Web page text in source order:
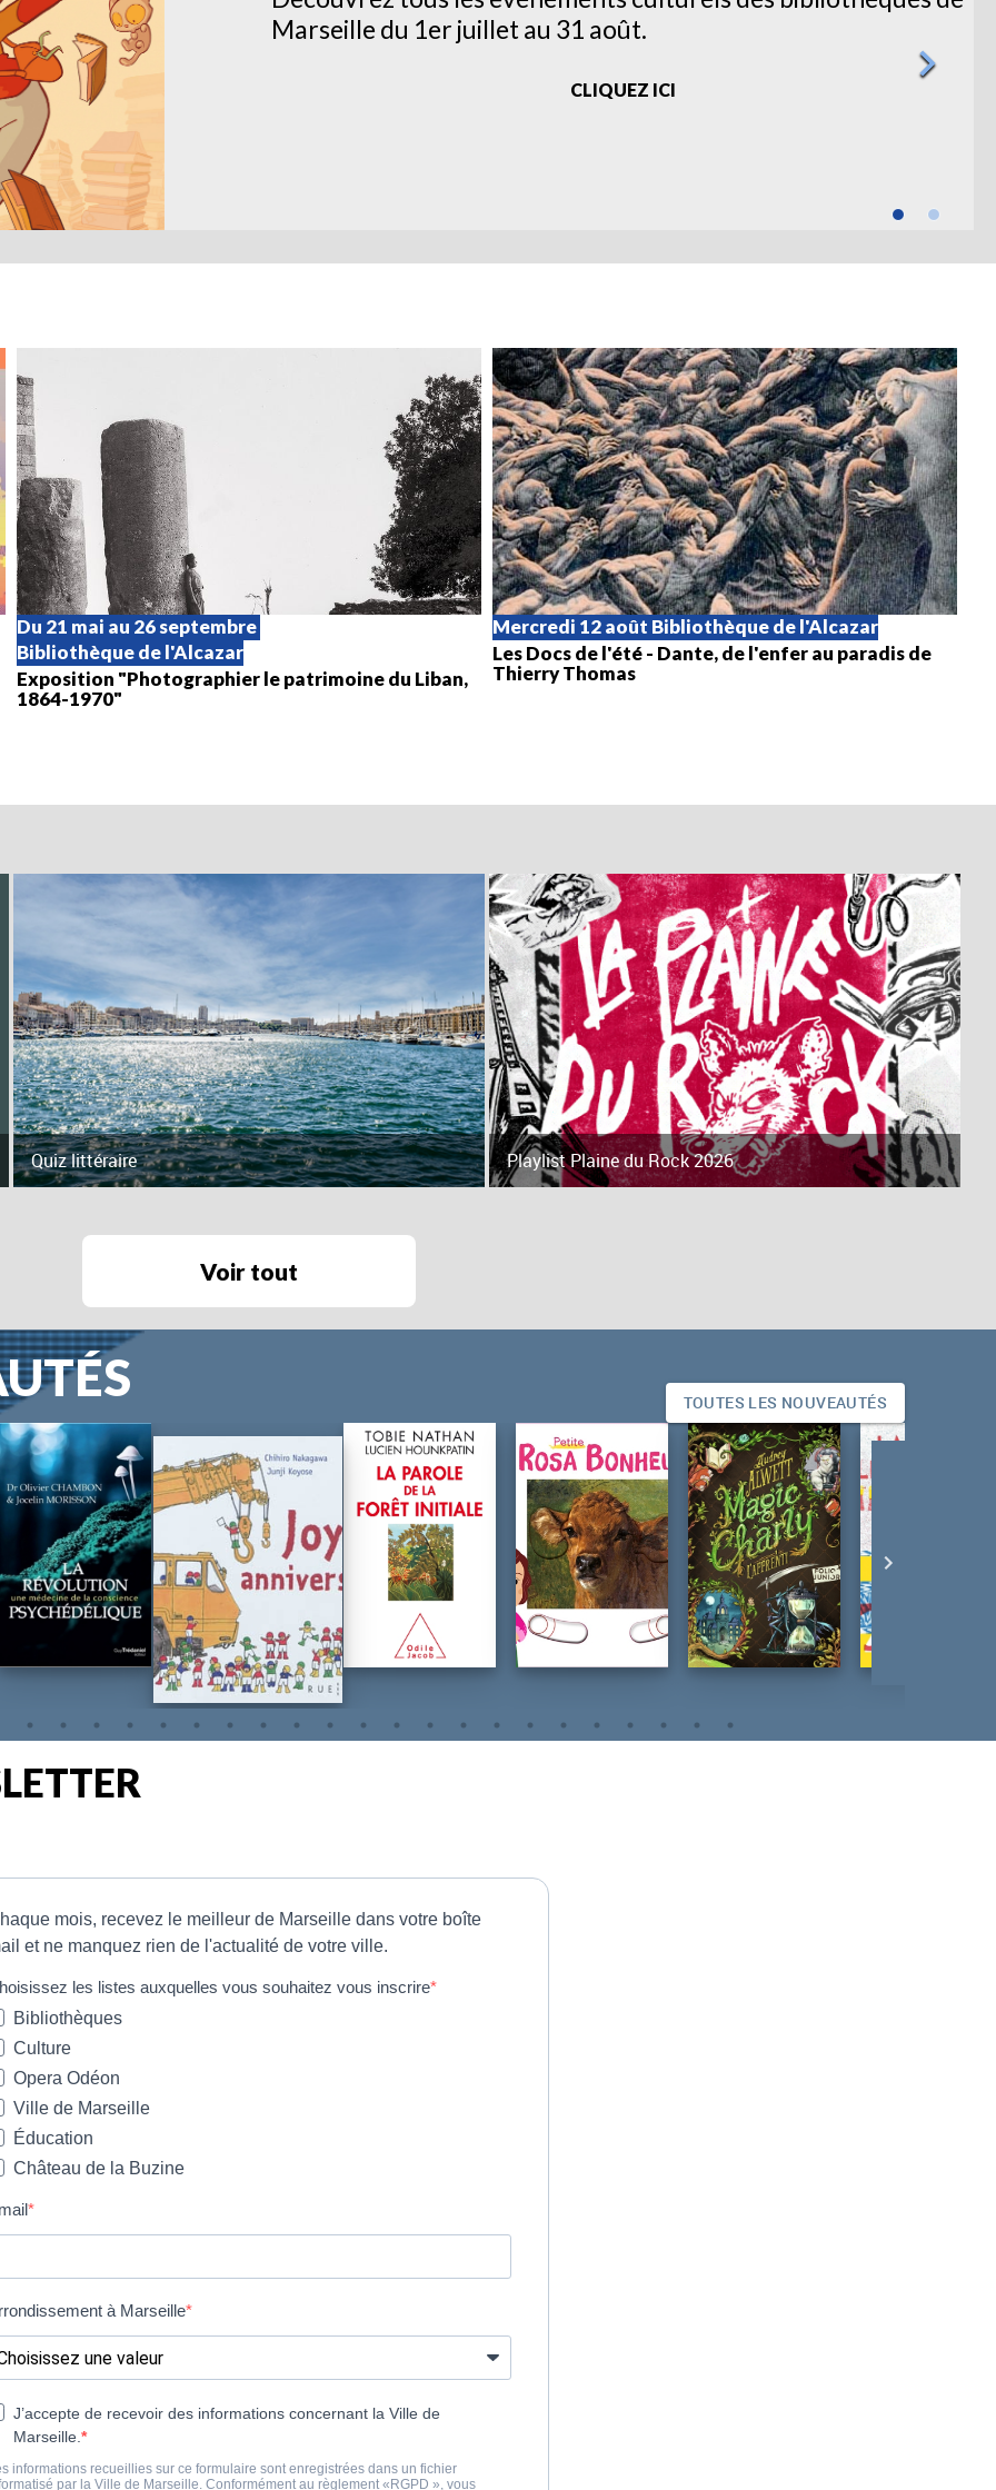
chevron_right
Marseille du 1er juillet au 31 août.
CLIQUEZ ICI
Du 21 mai au 26 septembre
Bibliothèque de l'Alcazar
Exposition "Photographier le patrimoine du Liban,
1864-1970"
Mercredi 12 août Bibliothèque de l'Alcazar
Les Docs de l'été - Dante, de l'enfer au paradis de
Thierry Thomas
Quiz littéraire Playlist Plaine du Rock 2026
Voir tout
TOUTES LES NOUVEAUTÉS